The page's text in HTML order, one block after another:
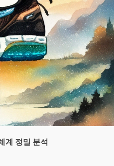
계 정밀 분석